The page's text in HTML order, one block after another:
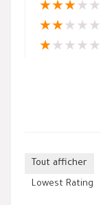
★★★★ ★
★★★ ★ ★
★★ ★ ★ ★
Tout afficher
Lowest Rating